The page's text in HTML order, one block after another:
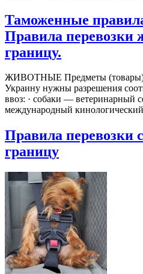
Таможенные
Правила перевозки
границу.
ЖИВОТНЫЕ Предметы (товары),
Украину нужны разрешения
ввоз: · собаки — ветеринарный
международный
Правила перевозки
границу